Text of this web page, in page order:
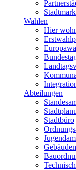
Wahlen
Hier
Abteilungen
Stadtbüro